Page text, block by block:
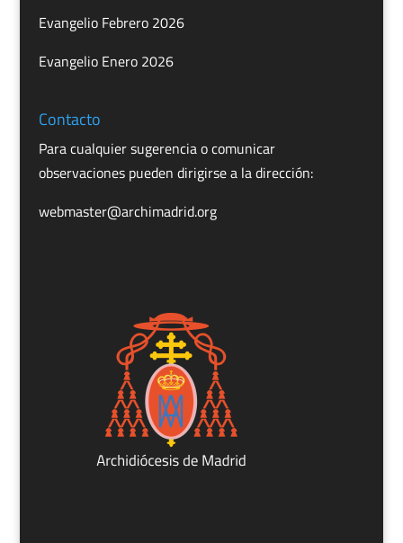
Evangelio Febrero 2026
Evangelio Enero 2026
Contacto
Para cualquier sugerencia o comunicar
observaciones pueden dirigirse a la dirección:
webmaster@archimadrid.org